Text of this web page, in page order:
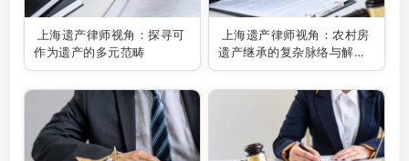
上海遗产律师视角：探寻可
作为遗产的多元范畴
上海遗产律师视角：农村房
遗产继承的复杂脉络与解决
之道